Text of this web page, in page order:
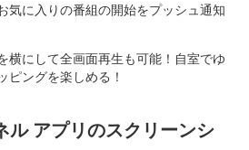
気に入りの番組の開始をプッシュ通知
横にして全画面再生も可能！自室でゆ
ピングを楽しめる！
ル アプリのスクリーンシ